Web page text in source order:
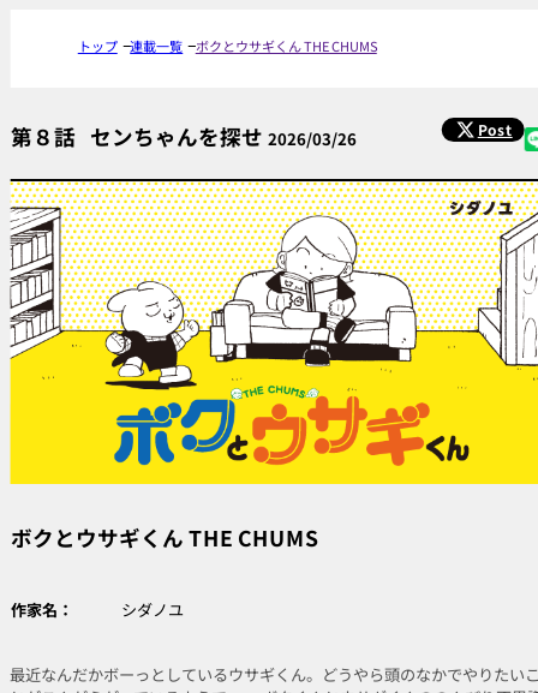
トップ 連載一覧 ボクとウサギくん THE CHUMS
第８話 センちゃんを探せ 2026/03/26 Post
ボクとウサギくん THE CHUMS
作家名： シダノユ
最近なんだかボーっとしているウサギくん。どうやら頭のなかでやりたい